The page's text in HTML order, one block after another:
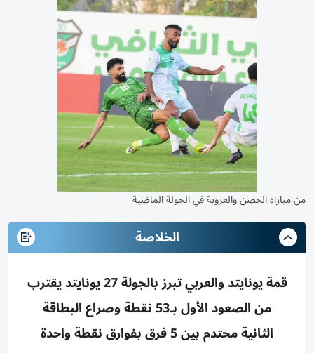
من مباراة الحصن والعروبة في الجولة الماضية
الخلاصة
قمة يونايتد والعربي تبرز بالجولة 27 يونايتد يقترب
من الصعود الأول بـ53 نقطة وصراع البطاقة
الثانية محتدم بين 5 فرق بفوارق نقطة واحدة